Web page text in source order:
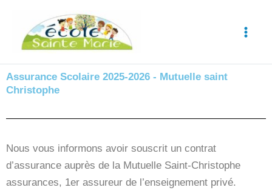
contenu
Assurance Scolaire 2025-2026 - Mutuelle saint
Christophe
Nous vous informons avoir souscrit un contrat
d’assurance auprès de la Mutuelle Saint-Christophe
assurances, 1er assureur de l’enseignement privé.